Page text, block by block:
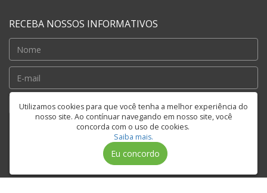
Utilizamos cookies para que você tenha a melhor experiência do
nosso site. Ao contínuar navegando em nosso site, você
concorda com o uso de cookies.
Saiba mais.
Eu concordo
RECEBA NOSSOS INFORMATIVOS
Cadastrar